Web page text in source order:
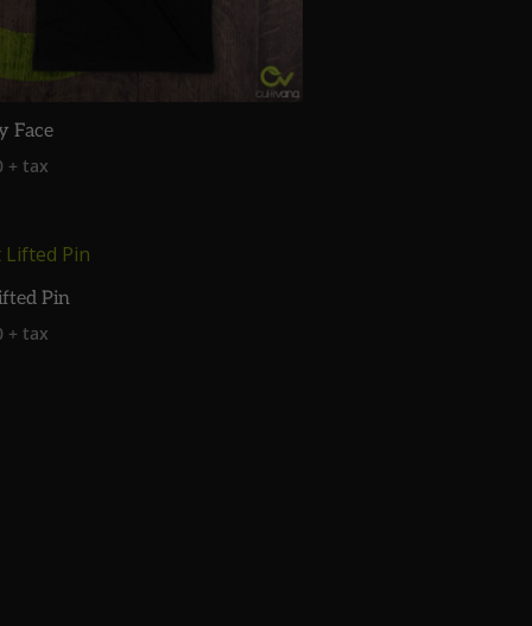
Face
+ tax
Pin
+ tax